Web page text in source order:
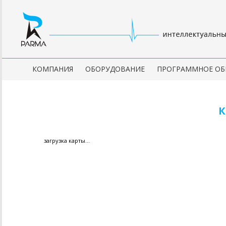
КОМПАНИЯ ОБОРУДОВАНИЕ ПРОГРАММНОЕ
загрузка карты...